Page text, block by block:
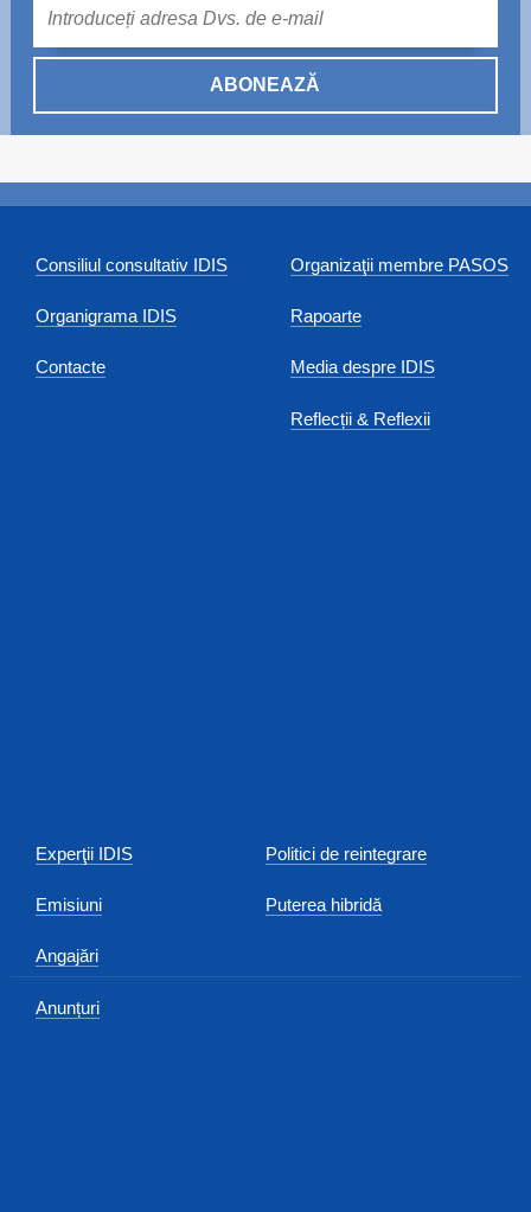
ABONEAZĂ
Consiliul consultativ IDIS
Organigrama IDIS
Contacte
Organizaţii membre PASOS
Rapoarte
Media despre IDIS
Reflecții & Reflexii
Experţii IDIS
Emisiuni
Angajări
Anunțuri
Politici de reintegrare
Puterea hibridă